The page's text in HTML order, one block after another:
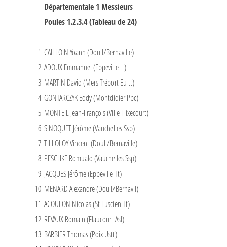
Départementale 1 Messieurs
Poules 1.2.3.4 (Tableau de 24)
1 CAILLOIN Yoann (Doull/Bernaville)
2 ADOUX Emmanuel (Eppeville tt)
3 MARTIN David (Mers Tréport Eu tt)
4 GONTARCZYK Eddy (Montdidier Ppc)
5 MONTEIL Jean-François (Ville Flixecourt)
6 SINOQUET Jérôme (Vauchelles Ssp)
7 TILLOLOY Vincent (Doull/Bernaville)
8 PESCHKE Romuald (Vauchelles Ssp)
9 JACQUES Jérôme (Eppeville Tt)
10 MENARD Alexandre (Doull/Bernavil)
11 ACOULON Nicolas (St Fuscien Tt)
12 REVAUX Romain (Flaucourt Asl)
13 BARBIER Thomas (Poix Ustt)